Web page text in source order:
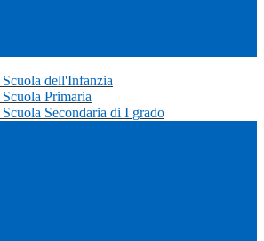
Scuola dell'Infanzia
Primaria
Secondaria di I grado